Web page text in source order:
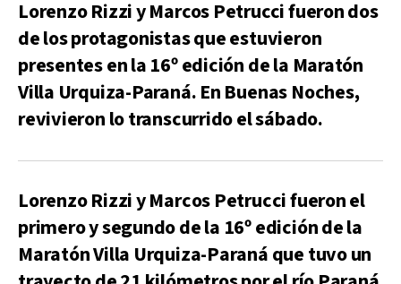
Lorenzo Rizzi y Marcos Petrucci fueron dos
de los protagonistas que estuvieron
presentes en la 16º edición de la Maratón
Villa Urquiza-Paraná. En Buenas Noches,
revivieron lo transcurrido el sábado.
Lorenzo Rizzi y Marcos Petrucci fueron el
primero y segundo de la 16º edición de la
Maratón Villa Urquiza-Paraná que tuvo un